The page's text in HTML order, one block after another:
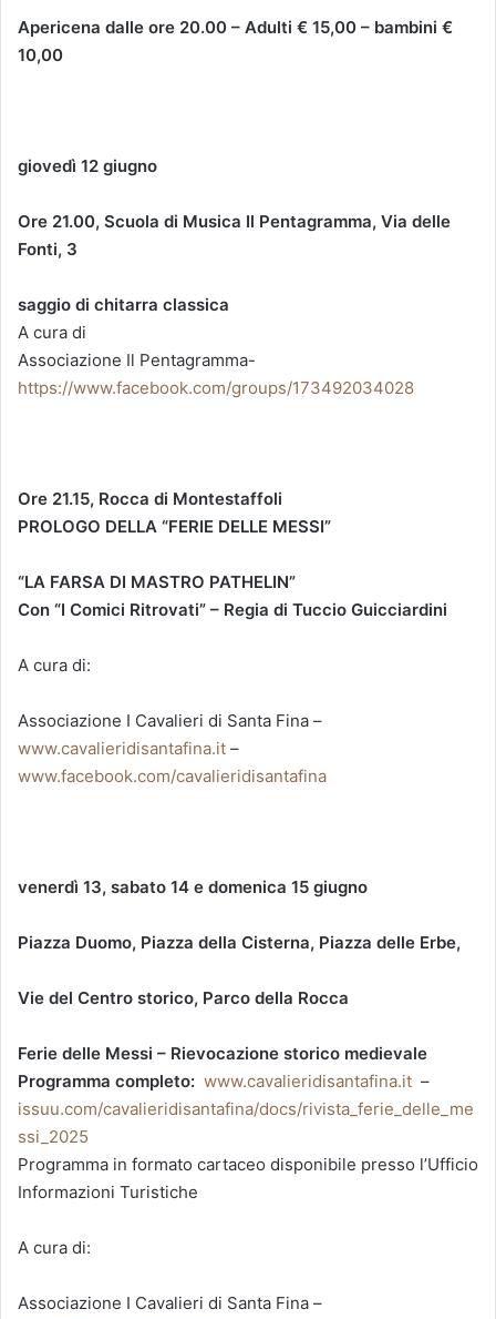
Apericena dalle ore 20.00 – Adulti € 15,00 – bambini €
10,00
giovedì 12 giugno
Ore 21.00, Scuola di Musica Il Pentagramma, Via delle
Fonti, 3
saggio di chitarra classica
A cura di
Associazione Il Pentagramma-
https://www.facebook.com/groups/173492034028
Ore 21.15, Rocca di Montestaffoli
PROLOGO DELLA “FERIE DELLE MESSI”
“LA FARSA DI MASTRO PATHELIN”
Con “I Comici Ritrovati” – Regia di Tuccio Guicciardini
A cura di:
Associazione I Cavalieri di Santa Fina –
www.cavalieridisantafina.it –
www.facebook.com/cavalieridisantafina
venerdì 13, sabato 14 e domenica 15 giugno
Piazza Duomo, Piazza della Cisterna, Piazza delle Erbe,
Vie del Centro storico, Parco della Rocca
Ferie delle Messi – Rievocazione storico medievale
Programma completo: www.cavalieridisantafina.it –
issuu.com/cavalieridisantafina/docs/rivista_ferie_delle_me
ssi_2025
Programma in formato cartaceo disponibile presso l’Ufficio
Informazioni Turistiche
A cura di:
Associazione I Cavalieri di Santa Fina –